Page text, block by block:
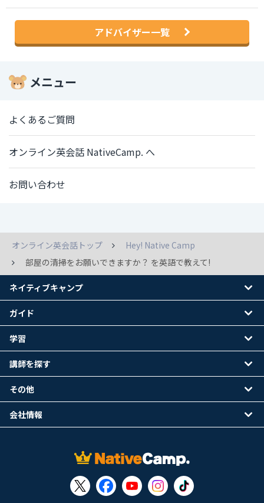
アドバイザー一覧
メニュー
よくあるご質問
オンライン英会話 NativeCamp. へ
お問い合わせ
オンライン英会話トップ
Hey! Native Camp
部屋の清掃をお願いできますか？ を英語で教えて!
ネイティブキャンプ
ガイド
学習
講師を探す
その他
会社情報